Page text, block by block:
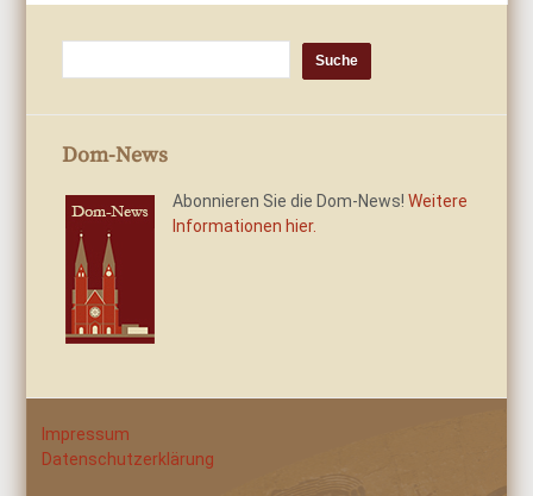
Dom-News
Abonnieren Sie die Dom-News!Weitere
Informationen hier.
Impressum
Datenschutzerklärung